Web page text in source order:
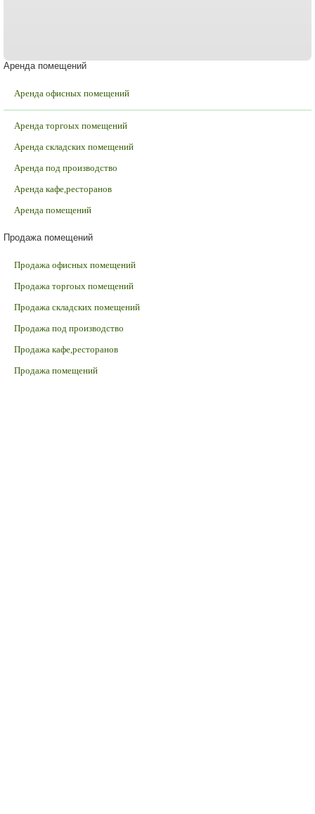
Аренда помещений
Аренда офисных помещений
Аренда торгоых помещений
Аренда складских помещений
Аренда под производство
Аренда кафе,ресторанов
Аренда помещений
Продажа помещений
Продажа офисных помещений
Продажа торгоых помещений
Продажа складских помещений
Продажа под производство
Продажа кафе,ресторанов
Продажа помещений